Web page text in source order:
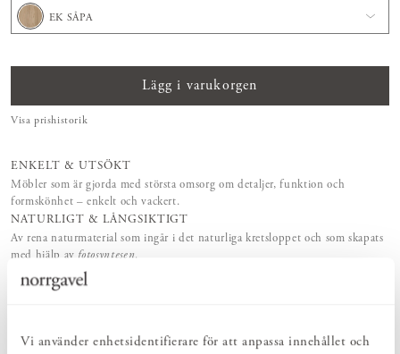
Vi använder enhetsidentifierare för att anpassa innehållet och
EK SÅPA
Lägg i varukorgen
Visa prishistorik
ENKELT & UTSÖKT
Möbler som är gjorda med största omsorg om detaljer, funktion och
formskönhet – enkelt och vackert.
NATURLIGT & LÅNGSIKTIGT
Av rena naturmaterial som ingår i det naturliga kretsloppet och som skapats
med hjälp av fotosyntesen.
MEDSKAPANDE & FLEXIBILITET
Storlek, träslag och ytbehandling – utforma dina Norrgavelmöbler efter
Vår kunniga butikspersonal och kundtjänst erbjuder personlig service –